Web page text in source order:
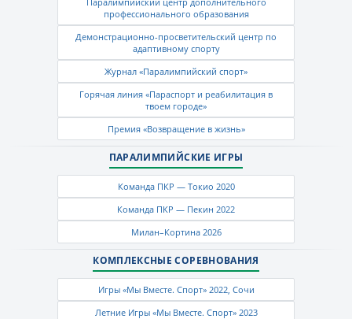
профессионального образования
Демонстрационно-просветительский центр по
адаптивному спорту
Журнал «Паралимпийский спорт»
Горячая линия «Параспорт и реабилитация в
твоем городе»
Премия «Возвращение в жизнь»
ПАРАЛИМПИЙСКИЕ ИГРЫ
Команда ПКР — Токио 2020
Команда ПКР — Пекин 2022
Милан–Кортина 2026
КОМПЛЕКСНЫЕ СОРЕВНОВАНИЯ
Игры «Мы Вместе. Спорт» 2022, Сочи
Летние Игры «Мы Вместе. Спорт» 2023